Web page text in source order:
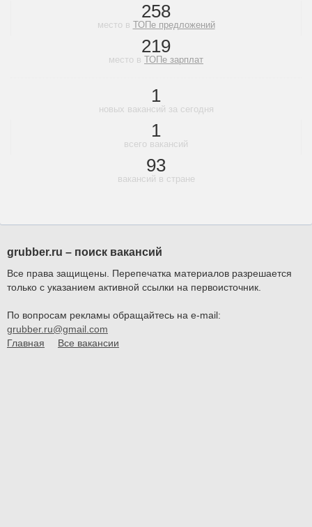
258
место в ТОПе предложений
219
место в ТОПе зарплат
1
новых вакансий за сегодня
1
всего вакансий
93
вакансий в стране
grubber.ru – поиск вакансий
Все права защищены. Перепечатка материалов разрешается
только с указанием активной ссылки на первоисточник.
По вопросам рекламы обращайтесь на e-mail:
grubber.ru@gmail.com
Главная
Все вакансии